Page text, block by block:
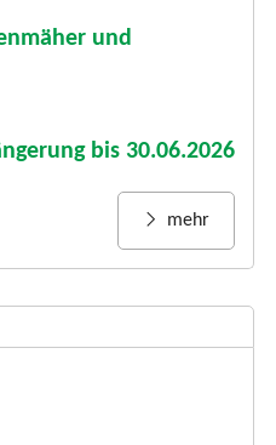
und
bis 30.06.2026
mehr